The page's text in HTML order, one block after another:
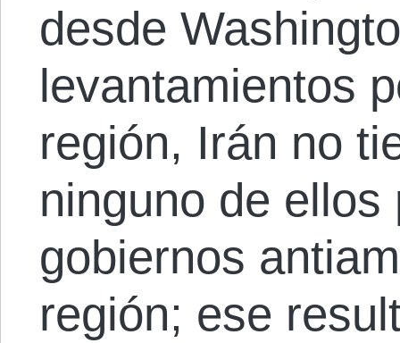
desde
levantamientos
región, Irán no
ninguno de
gobiernos
región; ese